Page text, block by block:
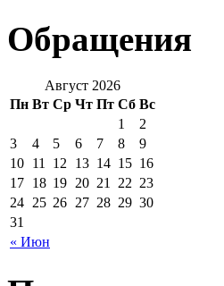
Обращения
Август 2026
Пн Вт Ср Чт Пт Сб Вс
« Июн
1
2
3
4 5 6 7 8
9
10 11 12 13 14 15 16
17 18 19 20 21 22 23
24 25 26 27 28 29 30
31